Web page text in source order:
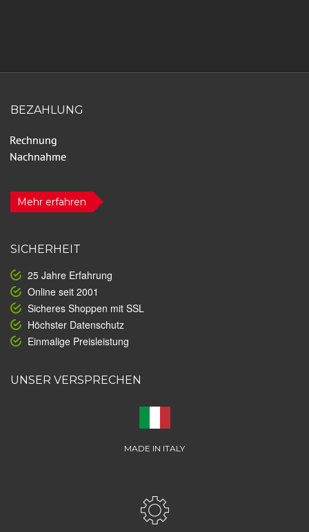
BEZAHLUNG
Mehr erfahren
SICHERHEIT
25 Jahre Erfahrung
Online seit 2001
Sicheres Shoppen mit SSL
Höchster Datenschutz
Einmalige Preisleistung
UNSER VERSPRECHEN
MADE IN ITALY